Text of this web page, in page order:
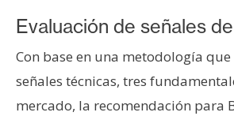
Evaluación de señales
Con base en una metodología
señales técnicas, tres
mercado, la recomendación para